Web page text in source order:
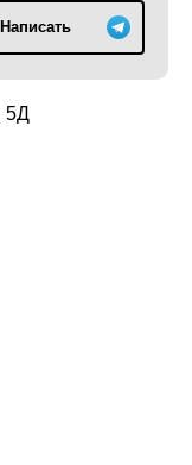
Написать
5Д